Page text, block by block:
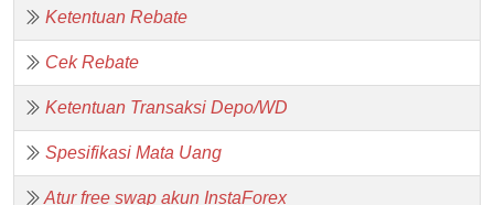
Ketentuan Rebate
Cek Rebate
Ketentuan Transaksi Depo/WD
Spesifikasi Mata Uang
Atur free swap akun InstaForex